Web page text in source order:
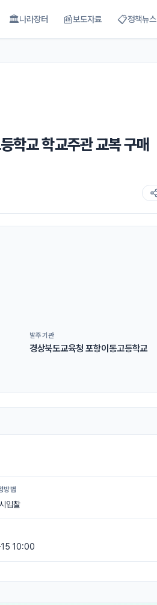
🏛나라장터 📰보도자료 📋정책뉴스
교 학교주관 교복 구매
발주기관
경상북도교육청 포항이동고등학교
방법
입찰
10:00